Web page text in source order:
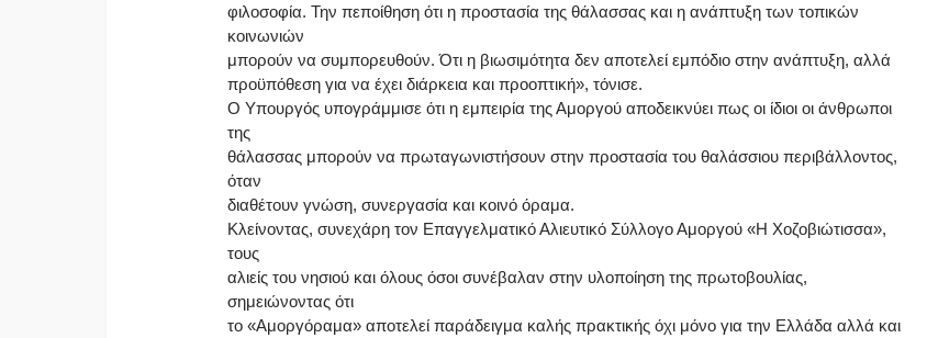
φιλοσοφία. Την πεποίθηση ότι η προστασία της θάλασσας και η ανάπτυξη των τοπικών
κοινωνιών
μπορούν να συμπορευθούν. Ότι η βιωσιμότητα δεν αποτελεί εμπόδιο στην ανάπτυξη, αλλά
προϋπόθεση για να έχει διάρκεια και προοπτική», τόνισε.
Ο Υπουργός υπογράμμισε ότι η εμπειρία της Αμοργού αποδεικνύει πως οι ίδιοι οι άνθρωποι
της
θάλασσας μπορούν να πρωταγωνιστήσουν στην προστασία του θαλάσσιου περιβάλλοντος,
όταν
διαθέτουν γνώση, συνεργασία και κοινό όραμα.
Κλείνοντας, συνεχάρη τον Επαγγελματικό Αλιευτικό Σύλλογο Αμοργού «Η Χοζοβιώτισσα»,
τους
αλιείς του νησιού και όλους όσοι συνέβαλαν στην υλοποίηση της πρωτοβουλίας,
σημειώνοντας ότι
το «Αμοργόραμα» αποτελεί παράδειγμα καλής πρακτικής όχι μόνο για την Ελλάδα αλλά και